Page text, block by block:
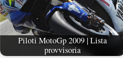
Piloti MotoGp 2009 | Lista
provvisoria